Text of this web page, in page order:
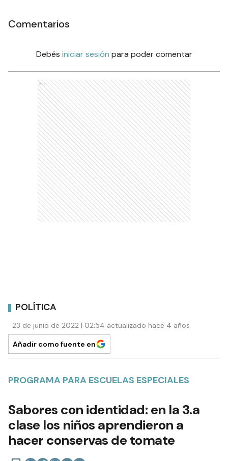
Comentarios
Debés iniciar sesión para poder comentar
Ads
POLÍTICA
23 de junio de 2022 | 02:54 actualizado hace 4 años
Añadir como fuente en
PROGRAMA PARA ESCUELAS ESPECIALES
Sabores con identidad: en la 3.a
clase los niños aprendieron a
hacer conservas de tomate